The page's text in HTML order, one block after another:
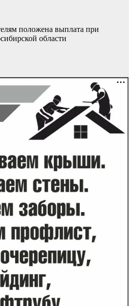
положена выплата при
области